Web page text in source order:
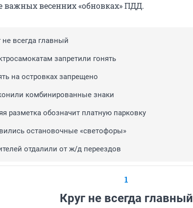
важных весенних «обновках» ПДД.
не всегда главный
запретили гонять
на островках запрещено
комбинированные знаки
разметка обозначит платную парковку
остановочные «светофоры»
отдалили от ж/д переездов
1
Круг не всегда главный